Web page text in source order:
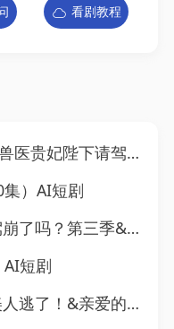
看剧教程
请驾崩（71集）AI短剧
）AI短剧
陛下驾崩了吗第三季（115集）AI短剧
短剧
里的美人逃了（110集）AI短剧